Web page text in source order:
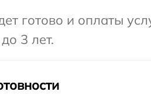
готово и оплаты
3 лет.